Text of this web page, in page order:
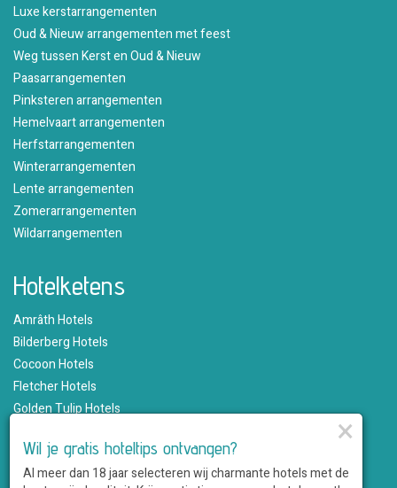
Luxe kerstarrangementen
Oud & Nieuw arrangementen met feest
Weg tussen Kerst en Oud & Nieuw
Paasarrangementen
Pinksteren arrangementen
Hemelvaart arrangementen
Herfstarrangementen
Winterarrangementen
Lente arrangementen
Zomerarrangementen
Wildarrangementen
Hotelketens
Amrâth Hotels
Bilderberg Hotels
Cocoon Hotels
Fletcher Hotels
Golden Tulip Hotels
Martin's Hotels
Romantik Hotels
×
Wil je gratis hoteltips ontvangen?
Al meer dan 18 jaar selecteren wij charmante hotels met de